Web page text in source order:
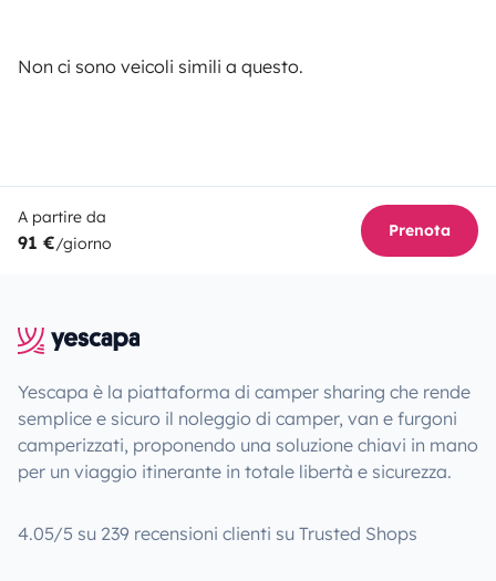
Non ci sono veicoli simili a questo.
A partire da
91 €/giorno
Prenota
Yescapa è la piattaforma di camper sharing che rende
semplice e sicuro il noleggio di camper, van e furgoni
camperizzati, proponendo una soluzione chiavi in mano
per un viaggio itinerante in totale libertà e sicurezza.
4.05/5 su 239 recensioni clienti su Trusted Shops